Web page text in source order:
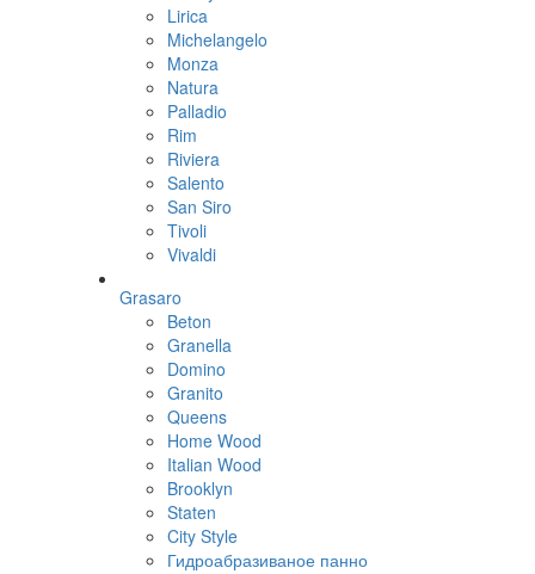
Lirica
Michelangelo
Monza
Natura
Palladio
Rim
Riviera
Salento
San Siro
Tivoli
Vivaldi
Grasaro
Beton
Granella
Domino
Granito
Queens
Home Wood
Italian Wood
Brooklyn
Staten
City Style
Гидроабразиваное панно